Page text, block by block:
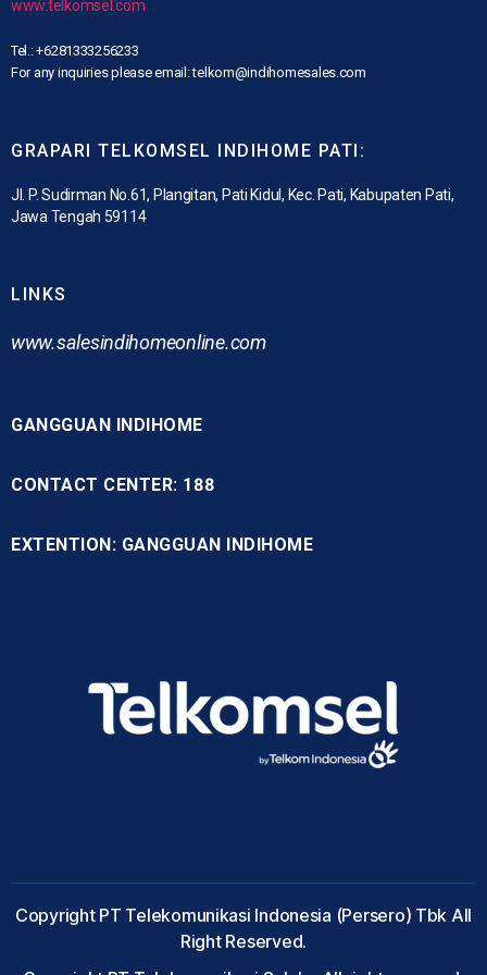
www.telkomsel.com
Tel.: +6281333256233
For any inquiries please email: telkom@indihomesales.com
GRAPARI TELKOMSEL INDIHOME PATI:
Jl. P. Sudirman No.61, Plangitan, Pati Kidul, Kec. Pati, Kabupaten Pati,
Jawa Tengah 59114
LINKS
www.salesindihomeonline.com
GANGGUAN INDIHOME
CONTACT CENTER: 188
EXTENTION: GANGGUAN INDIHOME
Copyright PT Telekomunikasi Indonesia (Persero) Tbk All
Right Reserved.